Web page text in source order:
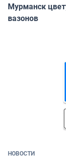
Мурманск
вазонов
НОВОСТИ